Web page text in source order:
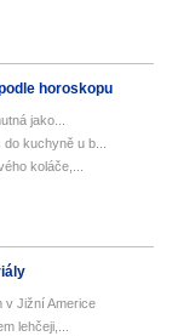
horoskopu
jako...
kuchyně u b...
koláče,...
v Jižní Americe
lehčeji,...